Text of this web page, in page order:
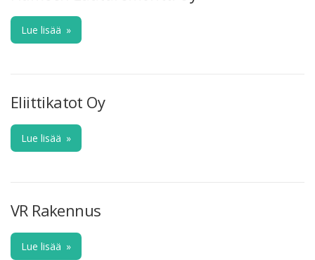
Lue lisää »
Eliittikatot Oy
Lue lisää »
VR Rakennus
Lue lisää »